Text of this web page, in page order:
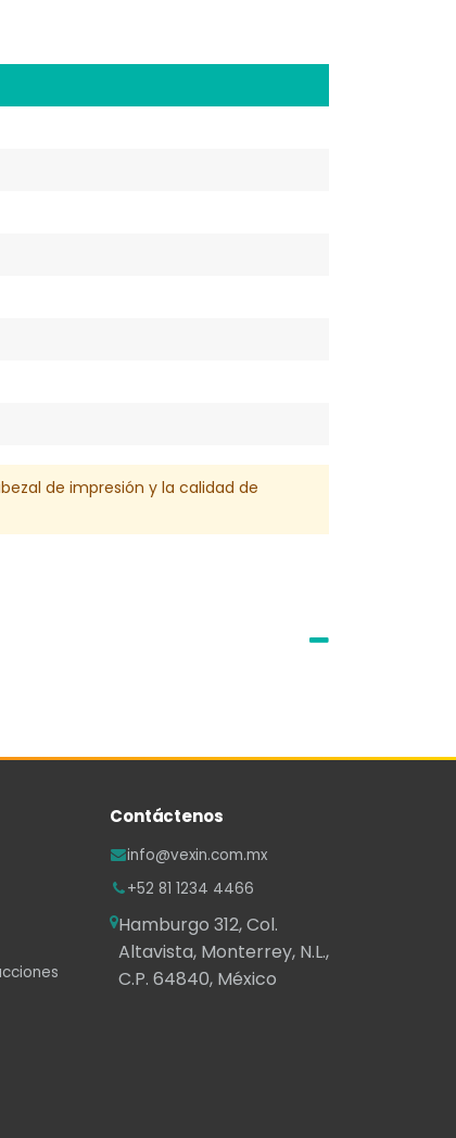
de impresión y la calidad de
Contáctenos
info@vexin.com.mx
+52 81 1234 4466
Hamburgo 312, Col.
Altavista, Monterrey, N.L.,
C.P. 64840, México